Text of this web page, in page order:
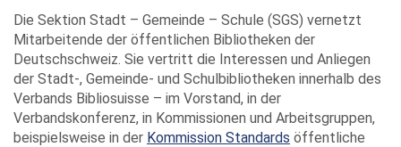
Die Sektion Stadt – Gemeinde – Schule (SGS) vernetzt
Mitarbeitende der öffentlichen Bibliotheken der
Deutschschweiz. Sie vertritt die Interessen und Anliegen
der Stadt-, Gemeinde- und Schulbibliotheken innerhalb des
Verbands Bibliosuisse – im Vorstand, in der
Verbandskonferenz, in Kommissionen und Arbeitsgruppen,
beispielsweise in der Kommission Standards öffentliche